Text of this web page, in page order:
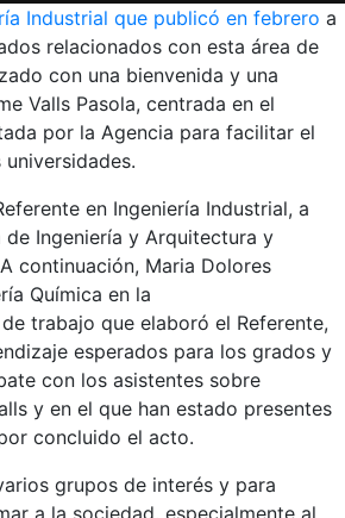
Industrial que publicó en febrero a
relacionados con esta área de
con una bienvenida y una
Valls Pasola, centrada en el
por la Agencia para facilitar el
en Ingeniería Industrial, a
Ingeniería y Arquitectura y
continuación, Maria Dolores
Química en la
trabajo que elaboró el Referente,
esperados para los grados y
con los asistentes sobre
y en el que han estado presentes
concluido el acto.
grupos de interés y para
a la sociedad, especialmente al